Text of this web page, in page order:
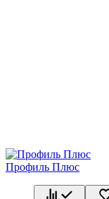
Профиль Плюс